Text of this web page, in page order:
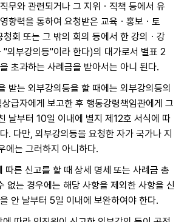
무와 관련되거나 그 지위ㆍ직책 등에서 유
향력을 통하여 요청받은 교육ㆍ홍보ㆍ토
청회 또는 그 밖의 회의 등에서 한 강의ㆍ강
"외부강의등"이라 한다)의 대가로서 별표 2
초과하는 사례금을 받아서는 아니 된다.
받는 외부강의등을 할 때에는 외부강의등의
급자에게 보고한 후 행동강령책임관에게 그
날부터 10일 이내에 별지 제12호 서식에 따
. 다만, 외부강의등을 요청한 자가 국가나 지
에는 그러하지 아니하다.
따른 신고를 할 때 상세 명세 또는 사례금 총
없는 경우에는 해당 사항을 제외한 사항을 신
안 날부터 5일 이내에 보완하여야 한다.